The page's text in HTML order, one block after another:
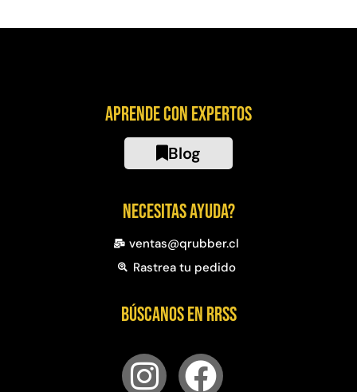
Aprende con expertos
Blog
Necesitas ayuda?
ventas@qrubber.cl
Rastrea tu pedido
Búscanos en RRSS